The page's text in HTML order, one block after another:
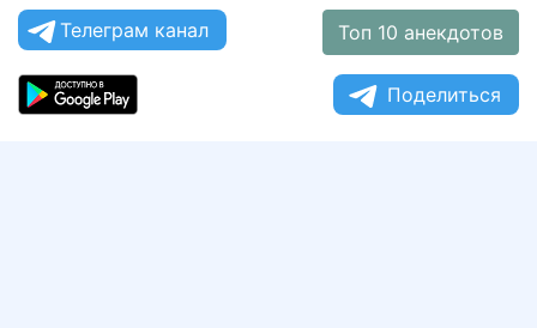
Телеграм канал Топ 10 анекдотов
Поделиться